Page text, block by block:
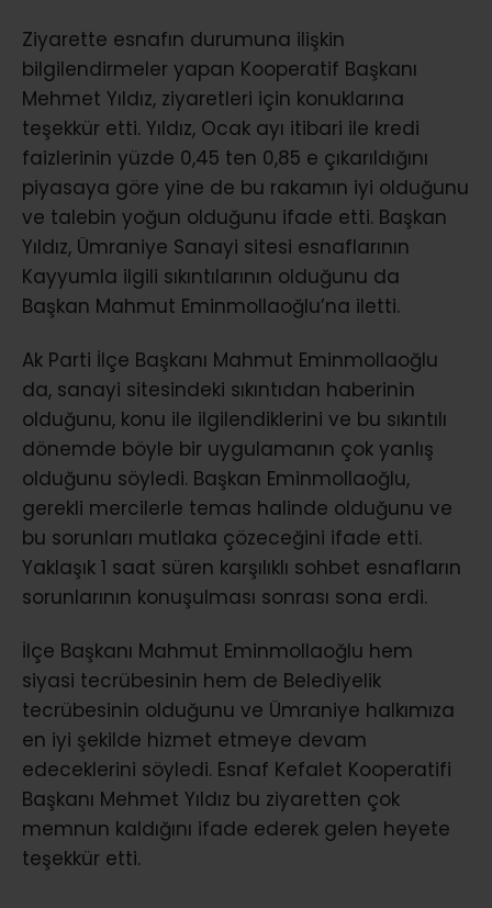
Ziyarette esnafın durumuna ilişkin
bilgilendirmeler yapan Kooperatif Başkanı
Mehmet Yıldız, ziyaretleri için konuklarına
teşekkür etti. Yıldız, Ocak ayı itibari ile kredi
faizlerinin yüzde 0,45 ten 0,85 e çıkarıldığını
piyasaya göre yine de bu rakamın iyi olduğunu
ve talebin yoğun olduğunu ifade etti. Başkan
Yıldız, Ümraniye Sanayi sitesi esnaflarının
Kayyumla ilgili sıkıntılarının olduğunu da
Başkan Mahmut Eminmollaoğlu’na iletti.
Ak Parti İlçe Başkanı Mahmut Eminmollaoğlu
da, sanayi sitesindeki sıkıntıdan haberinin
olduğunu, konu ile ilgilendiklerini ve bu sıkıntılı
dönemde böyle bir uygulamanın çok yanlış
olduğunu söyledi. Başkan Eminmollaoğlu,
gerekli mercilerle temas halinde olduğunu ve
bu sorunları mutlaka çözeceğini ifade etti.
Yaklaşık 1 saat süren karşılıklı sohbet esnafların
sorunlarının konuşulması sonrası sona erdi.
İlçe Başkanı Mahmut Eminmollaoğlu hem
siyasi tecrübesinin hem de Belediyelik
tecrübesinin olduğunu ve Ümraniye halkımıza
en iyi şekilde hizmet etmeye devam
edeceklerini söyledi. Esnaf Kefalet Kooperatifi
Başkanı Mehmet Yıldız bu ziyaretten çok
memnun kaldığını ifade ederek gelen heyete
teşekkür etti.